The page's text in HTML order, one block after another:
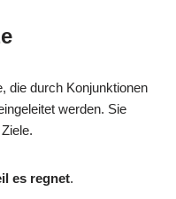
die durch Konjunktionen
werden. Sie
es regnet.